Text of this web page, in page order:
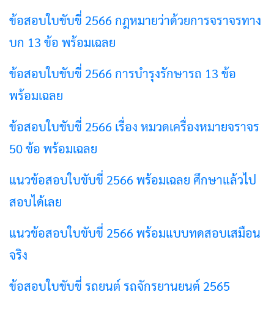
ข้อสอบใบขับขี่ 2566 กฎหมายว่าด้วยการจราจรทาง
บก 13 ข้อ พร้อมเฉลย
ข้อสอบใบขับขี่ 2566 การบำรุงรักษารถ 13 ข้อ
พร้อมเฉลย
ข้อสอบใบขับขี่ 2566 เรื่อง หมวดเครื่องหมายจราจร
50 ข้อ พร้อมเฉลย
แนวข้อสอบใบขับขี่ 2566 พร้อมเฉลย ศึกษาแล้วไป
สอบได้เลย
แนวข้อสอบใบขับขี่ 2566 พร้อมแบบทดสอบเสมือน
จริง
ข้อสอบใบขับขี่ รถยนต์ รถจักรยานยนต์ 2565